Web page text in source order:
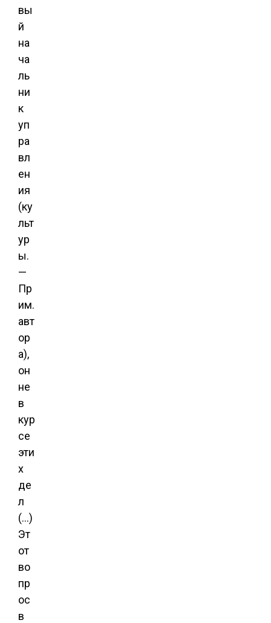
вы
й
на
ча
ль
ни
к
уп
ра
вл
ен
ия
(ку
льт
ур
ы.
—
Пр
им.
авт
ор
а),
он
не
в
кур
се
эти
х
де
л
(…)
Эт
от
во
пр
ос
в